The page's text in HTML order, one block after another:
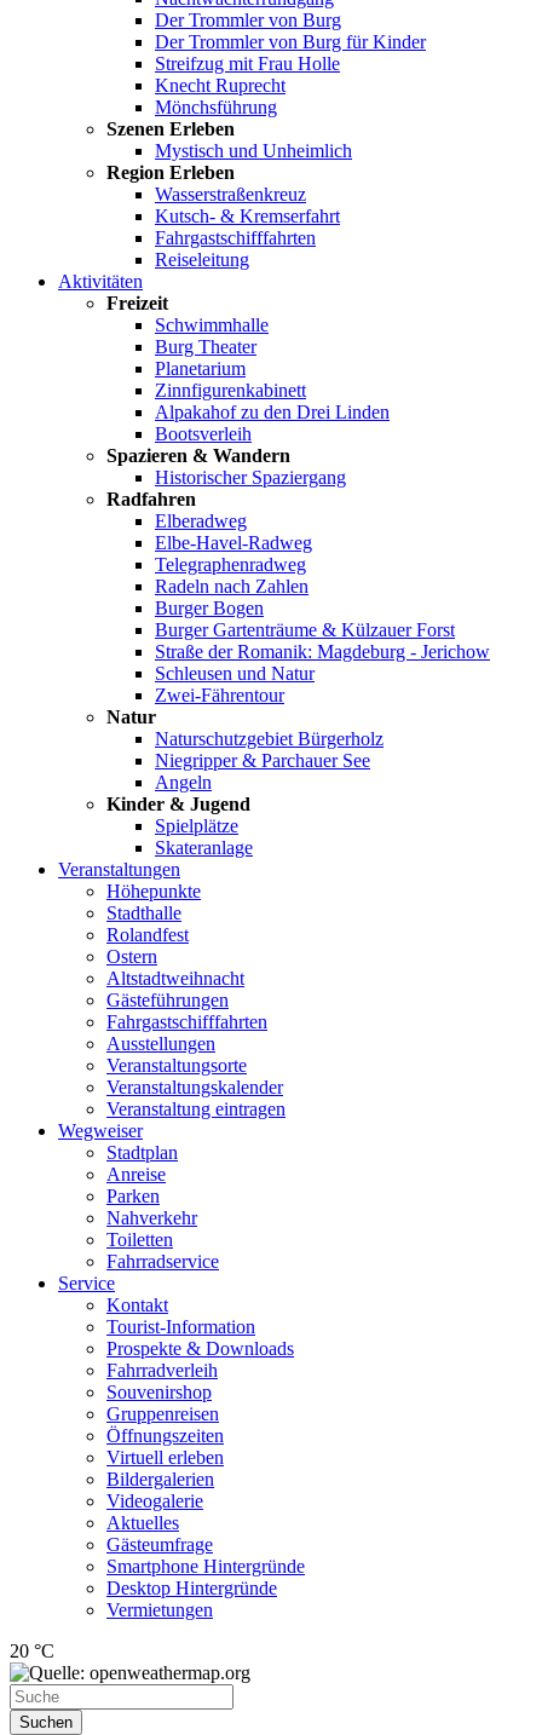
Der Trommler von Burg
Der Trommler von Burg für Kinder
Streifzug mit Frau Holle
Knecht Ruprecht
Mönchsführung
Szenen Erleben
Mystisch und Unheimlich
Region Erleben
Wasserstraßenkreuz
Kutsch- & Kremserfahrt
Fahrgastschifffahrten
Reiseleitung
Aktivitäten
Freizeit
Schwimmhalle
Burg Theater
Planetarium
Zinnfigurenkabinett
Alpakahof zu den Drei Linden
Bootsverleih
Spazieren & Wandern
Historischer Spaziergang
Radfahren
Elberadweg
Elbe-Havel-Radweg
Telegraphenradweg
Radeln nach Zahlen
Burger Bogen
Burger Gartenträume & Külzauer Forst
Straße der Romanik: Magdeburg - Jerichow
Schleusen und Natur
Zwei-Fährentour
Natur
Naturschutzgebiet Bürgerholz
Niegripper & Parchauer See
Angeln
Kinder & Jugend
Spielplätze
Skateranlage
Veranstaltungen
Höhepunkte
Stadthalle
Rolandfest
Ostern
Altstadtweihnacht
Gästeführungen
Fahrgastschifffahrten
Ausstellungen
Veranstaltungsorte
Veranstaltungskalender
Veranstaltung eintragen
Wegweiser
Stadtplan
Anreise
Parken
Nahverkehr
Toiletten
Fahrradservice
Service
Kontakt
Tourist-Information
Prospekte & Downloads
Fahrradverleih
Souvenirshop
Gruppenreisen
Öffnungszeiten
Virtuell erleben
Bildergalerien
Videogalerie
Aktuelles
Gästeumfrage
Smartphone Hintergründe
Desktop Hintergründe
Vermietungen
20 °C
Suchen